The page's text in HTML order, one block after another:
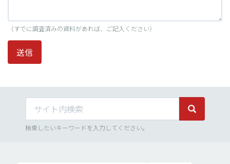
（すでに調査済みの資料があれば、ご記入ください）
送信
サイト内検索 サイト内
検索したいキーワードを入力してください。